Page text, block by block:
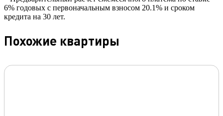
6% годовых с первоначальным взносом 20.1% и сроком
кредита на 30 лет.
Похожие квартиры